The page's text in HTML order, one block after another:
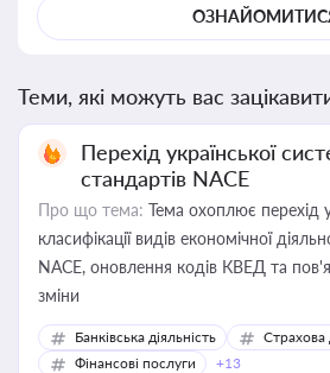
Теми, які можуть вас
Перехід української
стандартів NACE
Про що тема: Тема охоплює перехід
класифікації видів економічної
NACE, оновлення кодів КВЕД та
зміни
Банківська діяльність
Страхова
Фінансові послуги
+13